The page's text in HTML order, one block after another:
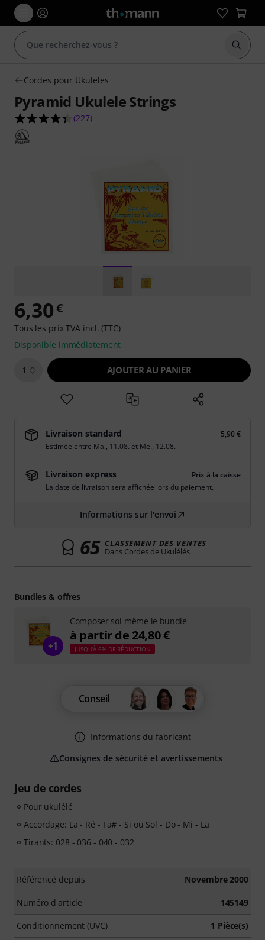
Cordes pour Ukuleles
Pyramid Ukulele Strings
4.4 étoiles sur 5 d'après 227 évaluations clients
(227)
Jeu de cordes
Pour ukulélé
Accordage: La - Ré - Fa# - Si ou Sol - Do - Mi - La
Tirants: 028 - 036 - 040 - 032
Référencé depuis Novembre 2000
Numéro d'article 145149
Conditionnement (UVC) 1 Pièce(s)
6,30€
Tous les prix TVA incl. (TTC)
Disponible immédiatement
1 AJOUTER AU PANIER
Livraison standard
5,90 €
Estimée entre Ma., 11.08. et Me., 12.08.
Livraison express
Prix à la caisse
La date de livraison sera affichée lors du paiement.
Informations sur l'envoi
65 CLASSEMENT DES VENTES
Dans Cordes de Ukulélés
Conseil
Informations du fabricant
Consignes de sécurité et avertissements
Bundles & offres
+1
Composer soi-même le bundle
à partir de 24,80 €
JUSQU'À 6% DE RÉDUCTION